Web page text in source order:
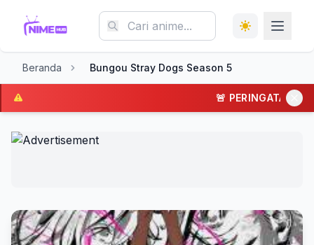
Beranda Bungou Stray Dogs Season 5
🚨 PERINGATAN: